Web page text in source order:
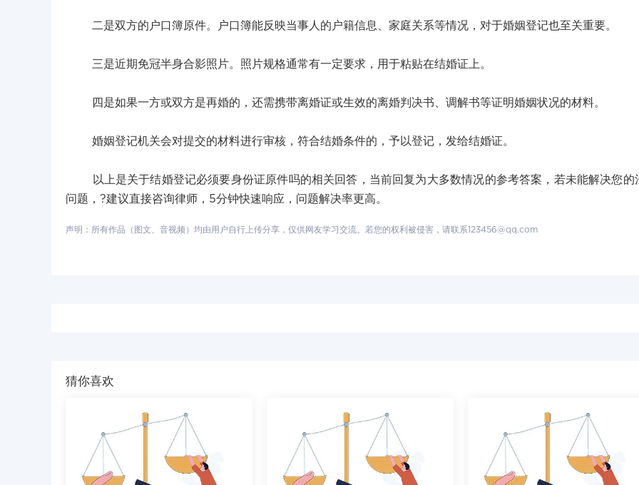
二是双方的户口簿原件。户口簿能反映当事人的户籍信息、家庭关系等情况，对于婚姻登记也至关重要。
三是近期免冠半身合影照片。照片规格通常有一定要求，用于粘贴在结婚证上。
四是如果一方或双方是再婚的，还需携带离婚证或生效的离婚判决书、调解书等证明婚姻状况的材料。
婚姻登记机关会对提交的材料进行审核，符合结婚条件的，予以登记，发给结婚证。
以上是关于结婚登记必须要身份证原件吗的相关回答，当前回复为大多数情况的参考答案，若未能解决您的
问题，?建议直接咨询律师，5分钟快速响应，问题解决率更高。
声明：所有作品（图文、音视频）均由用户自行上传分享，仅供网友学习交流。若您的权利被侵害，请联系123456@qq.com
猜你喜欢